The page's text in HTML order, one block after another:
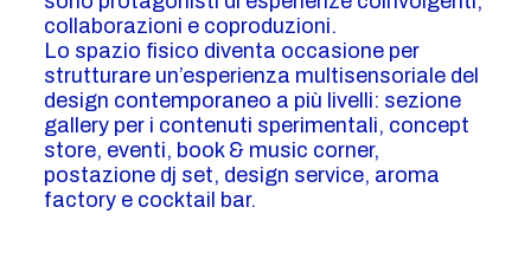
collaborazioni e coproduzioni.
Lo spazio fisico diventa occasione per
strutturare un’esperienza multisensoriale del
design contemporaneo a più livelli: sezione
gallery per i contenuti sperimentali, concept
store, eventi, book & music corner,
postazione dj set, design service, aroma
factory e cocktail bar.